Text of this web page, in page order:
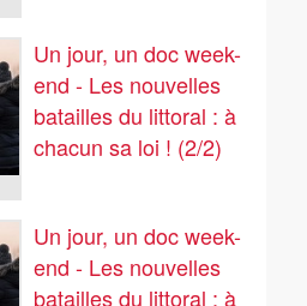
Un jour, un doc week-
end - Les nouvelles
batailles du littoral : à
chacun sa loi ! (2/2)
Un jour, un doc week-
end - Les nouvelles
batailles du littoral : à